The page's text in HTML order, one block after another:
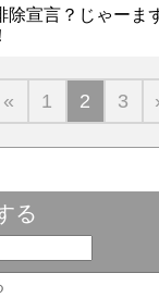
除宣言？じゃーま
« 1 2 3
る